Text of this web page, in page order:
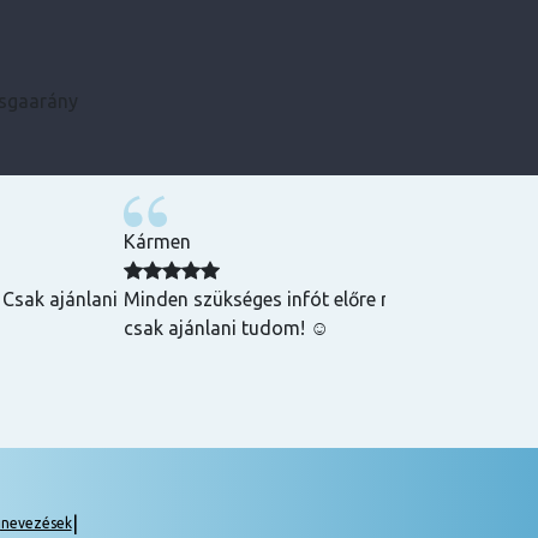
ajánlani
Kármen
Minden szükséges infót előre megkaptam,
csak ajánlani tudom! ☺️
|